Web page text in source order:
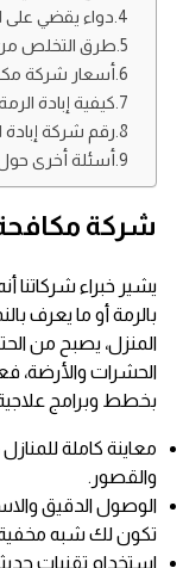
دواء يقضي على
طرق التخلص
أسعار شركة
كيفية إبادة
رقم شركة إبادة
أسئلة أخرى
شركة مكافحة
يشير خبراء شركاتنا
بالرمة أو ما يعرف
المنزل، يصبح من
الحشرات والأرضة،
بخطط وبرامج
معاينة كاملة
والقصور.
الوصول الدقيق
تكون لك شبه
استخدام تقنيات